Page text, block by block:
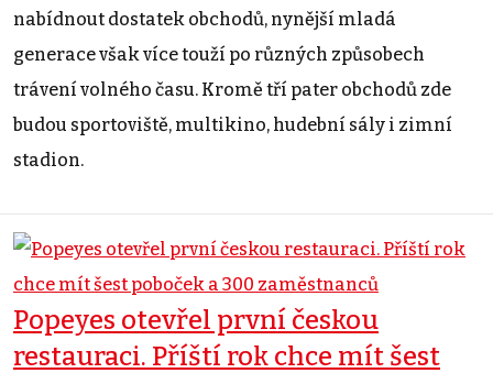
nabídnout dostatek obchodů, nynější mladá
generace však více touží po různých způsobech
trávení volného času. Kromě tří pater obchodů zde
budou sportoviště, multikino, hudební sály i zimní
stadion.
Popeyes otevřel první českou
restauraci. Příští rok chce mít šest